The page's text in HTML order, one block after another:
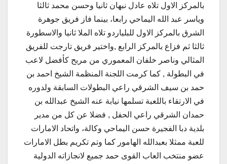
بالمركز الاول تلاه عادل نبهان ثانيا وحسن محمد ثالثا
وياسر عبد الله اليماحي رابعا، بينما فاز فريق جوهرة
الشرق بالمركز الاول للبلياردو تلاه الملا ثانيا والاسطورة
ثالثا ثم فزاع بالمركز الرابع ,واختير فريق تارجت للفريق
المثالي وناصر خلفان المعموري من مربح كأفضل لاعب
في البطولة , كما كرمت اللجنة المنظمة الشيخ احمد بن
حمد بن سيف الشرقي راعي البطولات السابقة ولدوره
في الارتقاء باللعبة تسلمها نيابة عنه الشيخ عبدالله بن
حمدان الشرقي راعي الحفل , فضلا عن كل من مدير
بلدية دبا الفجيرة حسن اليماحي وكالة، واتحاد الامارات
للعبة ممثلا بعبدالله الهامور كما وتم تكريم بطل الامارات
عضو منتخب العاب القوى حمد جميع لانجازاته الدولية